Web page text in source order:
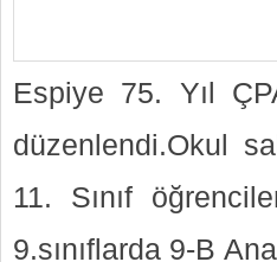
Espiye 75. Yıl
düzenlendi.Okul
11. Sınıf
9.sınıflarda 9-B